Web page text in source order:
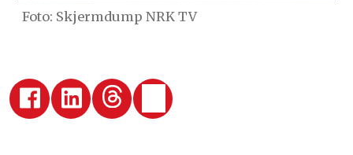
Foto: Skjermdump NRK TV